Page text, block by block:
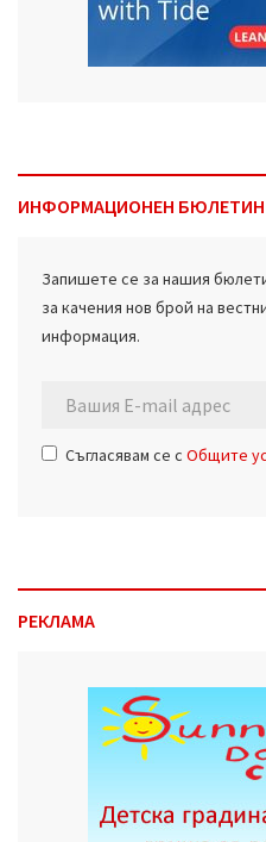
ИНФОРМАЦИОНЕН БЮЛЕТИН
Запишете се за нашия
за качения нов брой на
информация.
Съгласявам се с Общите
РЕКЛАМА